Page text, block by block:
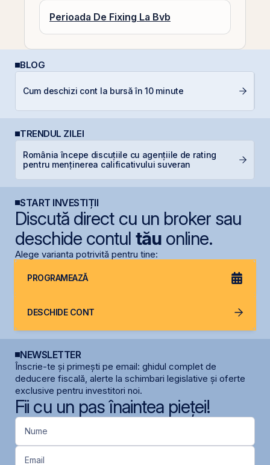
Perioada De Fixing La Bvb
BLOG
Cum deschizi cont la bursă în 10 minute
TRENDUL ZILEI
România începe discuțiile cu agențiile de rating
pentru menținerea calificativului suveran
START INVESTIȚII
Discută direct cu un broker sau
deschide contul tăuonline.
Alege varianta potrivită pentru tine:
PROGRAMEAZĂ
DESCHIDE CONT
NEWSLETTER
Înscrie-te și primești pe email: ghidul complet de
deducere fiscală, alerte la schimbari legislative și oferte
exclusive pentru investitori noi.
Fii cu un pas înaintea pieței!
Nume
Email